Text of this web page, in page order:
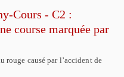
Cours - C2 :
course marquée par
rouge causé par l’accident de